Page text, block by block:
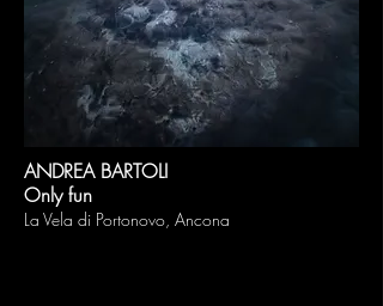
ANDREA BARTOLI
Only fun
La Vela di Portonovo, Ancona